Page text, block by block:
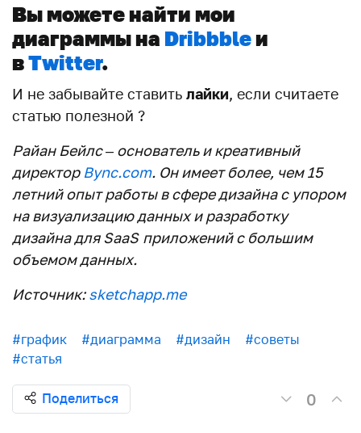
Вы можете найти мои
диаграммы на Dribbbleи
вTwitter.
И не забывайте ставить лайки, если считаете
статью полезной ?
Райан Бейлс– основатель и креативный
директор Bync.com. Он имеет более, чем 15
летний опыт работы в сфере дизайна с упором
на визуализацию данных и разработку
дизайна дляSaaS приложений с большим
объемом данных.
Источник:sketchapp.me
#график #диаграмма #дизайн
#советы
#статья
Поделиться 0